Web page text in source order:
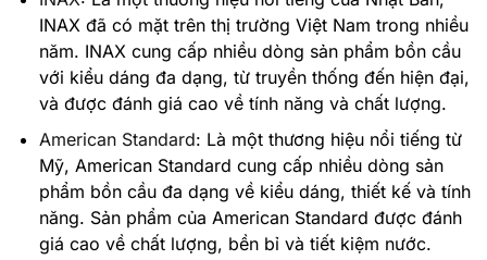
INAX đã có mặt trên thị trường Việt Nam trong nhiều
năm. INAX cung cấp nhiều dòng sản phẩm bồn cầu
với kiểu dáng đa dạng, từ truyền thống đến hiện đại,
và được đánh giá cao về tính năng và chất lượng.
American Standard: Là một thương hiệu nổi tiếng từ
Mỹ, American Standard cung cấp nhiều dòng sản
phẩm bồn cầu đa dạng về kiểu dáng, thiết kế và tính
năng. Sản phẩm của American Standard được đánh
giá cao về chất lượng, bền bỉ và tiết kiệm nước.